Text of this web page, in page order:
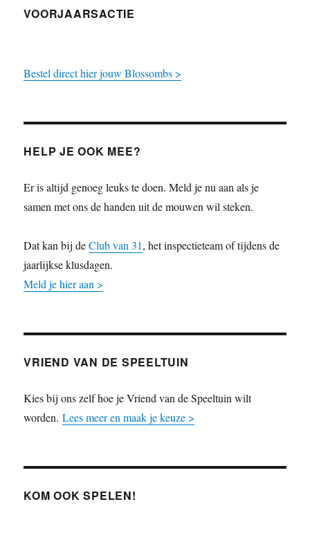
VOORJAARSACTIE
Bestel direct hier jouw Blossombs >
HELP JE OOK MEE?
Er is altijd genoeg leuks te doen. Meld je nu aan als je
samen met ons de handen uit de mouwen wil steken.
Dat kan bij deClub van 31, het inspectieteam of tijdens de
jaarlijkse klusdagen.
Meld je hier aan >
VRIEND VAN DE SPEELTUIN
Kies bij ons zelf hoe je Vriend van de Speeltuin wilt
worden.Lees meer en maak je keuze >
KOM OOK SPELEN!